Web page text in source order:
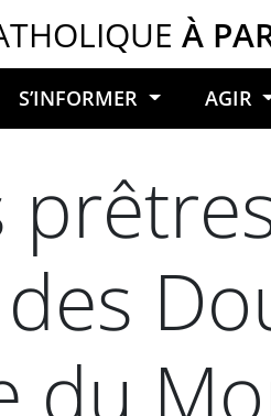
À
S’INFORMER AGIR
du